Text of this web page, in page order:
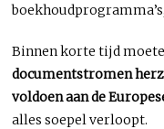
Binnen korte tijd
documentstromen
voldoen aan de
alles soepel verloopt.